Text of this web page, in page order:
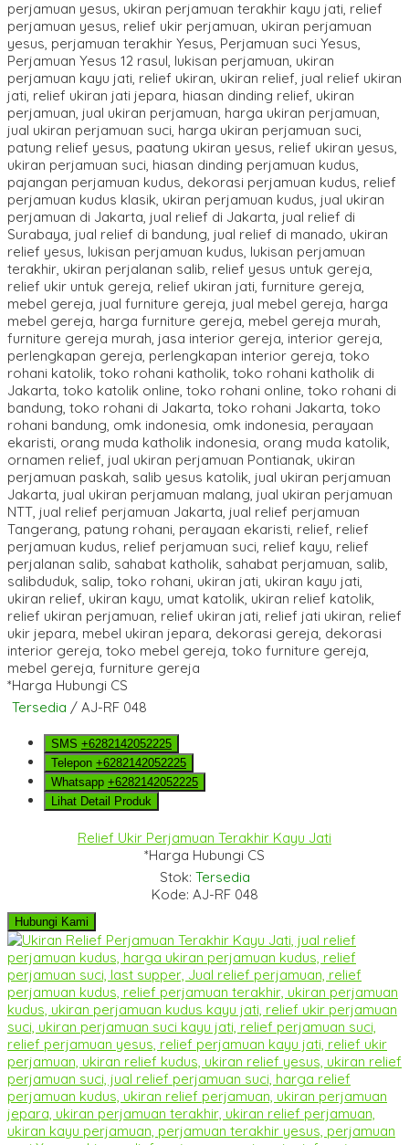
*Harga Hubungi CS
Tersedia / AJ-RF 048
SMS +6282142052225
Telepon +6282142052225
Whatsapp +6282142052225
Lihat Detail Produk
Relief Ukir Perjamuan Terakhir Kayu Jati
*Harga Hubungi CS
Stok: Tersedia
Kode: AJ-RF 048
Hubungi Kami